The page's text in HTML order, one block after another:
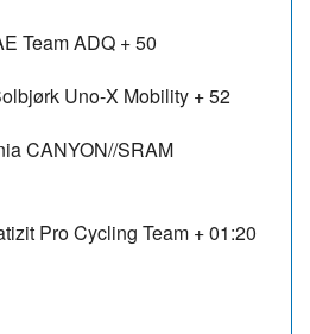
Team ADQ + 50
Uno-X Mobility + 52
CANYON//SRAM
Pro Cycling Team + 01:20